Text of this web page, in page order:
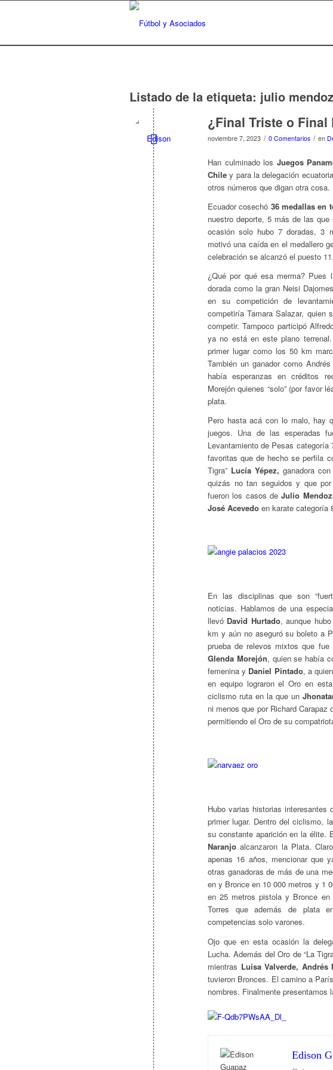
Listado de la etiqueta: julio
¿Final Triste o Final
noviembre 7, 2023 / 0 Comentarios / en
Han culminado los Juegos
Chile y para la delegación
otros números que digan otra cosa.
Ecuador cosechó 36 medallas en
nuestro deporte, 5 más de las
ocasión solo hubo 7 doradas, 3
motivó una caída en el medallero
celebración se alcanzó el puesto 11.
¿Qué por qué esa merma? Pues
dorada como la gran Neisi
en su competición de
competiría Tamara Salazar, quien
competir. Tampoco participó
ya no está en este plano
primer lugar como los 50 km
También un ganador como
había esperanzas en créditos
Morejón quienes “solo” (por favor
plata.
Pero hasta acá con lo malo, hay
juegos. Una de las esperadas
Levantamiento de Pesas
favoritas que de hecho se perfila
Tigra” Lucía Yépez, ganadora
quizás no tan seguidos y que
fueron los casos deJulio
José Acevedo en karate categoría
En las disciplinas que son
noticias. Hablamos de una
llevó David Hurtado, aunque
km y aún no aseguró su boleto a
prueba de relevos mixtos que fue
Glenda Morejón, quien se había
femenina y Daniel Pintado, a
en equipo lograron el Oro en
ciclismo ruta en la que un
ni menos que por Richard
permitiendo el Oro de su
Hubo varias historias interesantes
primer lugar. Dentro del ciclismo,
su constante aparición en la élite.
Naranjo alcanzaron la Plata.
apenas 16 años, mencionar que
otras ganadoras de más de una
en y Bronce en 10 000 metros y 1
en 25 metros pistola y Bronce
Torres que además de plata
competencias solo varones.
Ojo que en esta ocasión la
Lucha. Además del Oro de “La
mientras Luisa Valverde, Andrés
tuvieron Bronces. El camino a
nombres. Finalmente
Edison